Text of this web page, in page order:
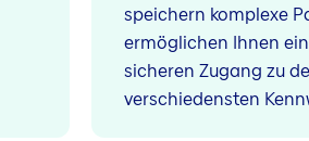
speichern komplexe
ermöglichen Ihnen
sicheren Zugang zu
verschiedensten